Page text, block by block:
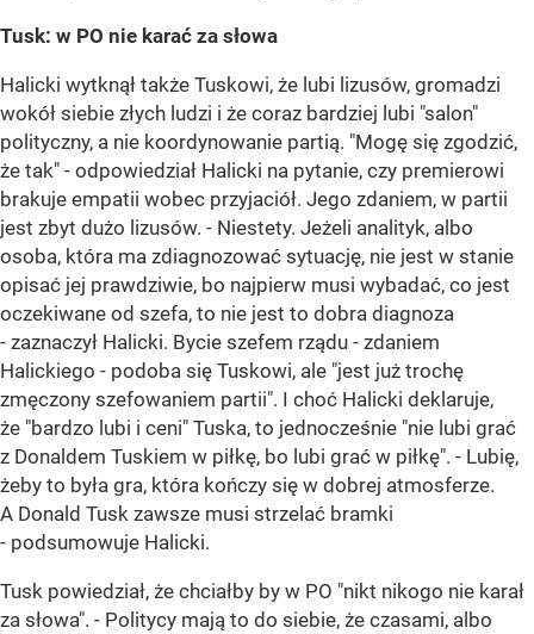
Tusk: w PO nie karać za słowa
Halicki wytknął także Tuskowi, że lubi lizusów, gromadzi
wokół siebie złych ludzi i że coraz bardziej lubi "salon"
polityczny, a nie koordynowanie partią. "Mogę się zgodzić,
że tak" - odpowiedział Halicki na pytanie, czy premierowi
brakuje empatii wobec przyjaciół. Jego zdaniem, w partii
jest zbyt dużo lizusów. - Niestety. Jeżeli analityk, albo
osoba, która ma zdiagnozować sytuację, nie jest w stanie
opisać jej prawdziwie, bo najpierw musi wybadać, co jest
oczekiwane od szefa, to nie jest to dobra diagnoza
- zaznaczył Halicki. Bycie szefem rządu - zdaniem
Halickiego - podoba się Tuskowi, ale "jest już trochę
zmęczony szefowaniem partii". I choć Halicki deklaruje,
że "bardzo lubi i ceni" Tuska, to jednocześnie "nie lubi grać
z Donaldem Tuskiem w piłkę, bo lubi grać w piłkę". - Lubię,
żeby to była gra, która kończy się w dobrej atmosferze.
A Donald Tusk zawsze musi strzelać bramki
- podsumowuje Halicki.
Tusk powiedział, że chciałby by w PO "nikt nikogo nie karał
za słowa". - Politycy mają to do siebie, że czasami, albo